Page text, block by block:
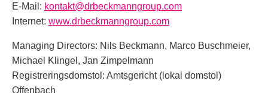
E-Mail: kontakt@drbeckmanngroup.com
Internet: www.drbeckmanngroup.com
Managing Directors: Nils Beckmann, Marco Buschmeier,
Michael Klingel, Jan Zimpelmann
Registreringsdomstol: Amtsgericht (lokal domstol)
Offenbach